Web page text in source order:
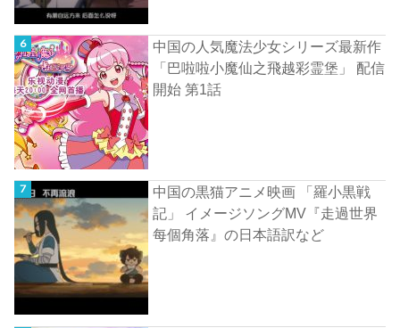
中国の人気魔法少女シリーズ最新作
「巴啦啦小魔仙之飛越彩霊堡」 配信
開始 第1話
中国の黒猫アニメ映画 「羅小黒戦
記」 イメージソングMV『走過世界
每個角落』の日本語訳など